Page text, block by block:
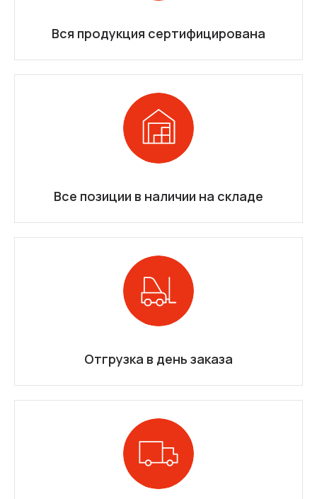
Вся продукция сертифицирована
Все позиции в наличии на складе
Отгрузка в день заказа